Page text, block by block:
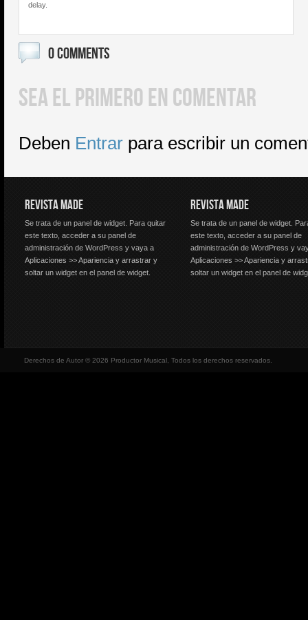
delay.
0 COMMENTS
SEA EL PRIMERO EN COMENTAR
Deben Entrar para escribir un
REVISTA MADE
Se trata de un panel de widget. Para quitar
este texto, acceder a su panel de
administración de WordPress y vaya a
Aplicaciones >> Apariencia y arrastrar y
soltar un widget en el panel de widget.
REVISTA MADE
Se trata de un panel de widget.
este texto, acceder a su panel de
administración de WordPress y
Aplicaciones >> Apariencia y
soltar un widget en el panel de
Derechos de Autor © 2026 Productor Musical, Todos los derechos reservados.